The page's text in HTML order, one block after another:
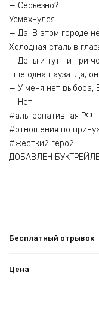
— Серьезно?
Усмехнулся.
— Да. В этом городе
Холодная сталь в
— Деньги тут ни при
Ещё одна пауза. Да,
— У меня нет выбора,
— Нет.
#альтернативная РФ
#отношения по
#жесткий герой
ДОБАВЛЕН
Бесплатный отрывок
Цена